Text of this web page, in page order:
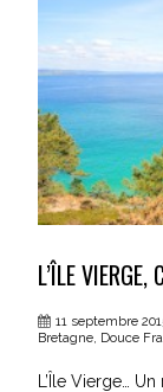
L’ÎLE
11 septembre
Bretagne Douce
L’Île Vierge…